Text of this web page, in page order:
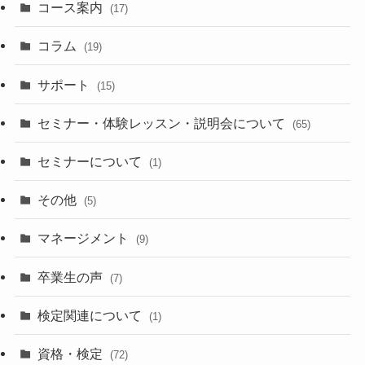
コース案内 (17)
コラム (19)
サポート (15)
セミナー・体験レッスン・説明会について (65)
セミナーについて (1)
その他 (5)
マネージメント (9)
卒業生の声 (7)
検定関連について (1)
資格・検定 (72)